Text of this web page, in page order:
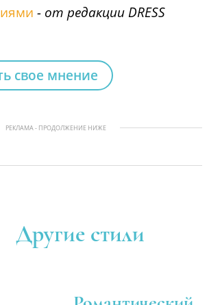
- от редакции DRESS
свое мнение
РЕКЛАМА - ПРОДОЛЖЕНИЕ НИЖЕ
Другие стили